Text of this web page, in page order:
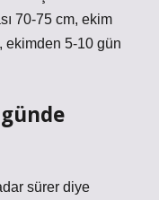
70-75 cm, ekim
ekimden 5-10 gün
sürer diye